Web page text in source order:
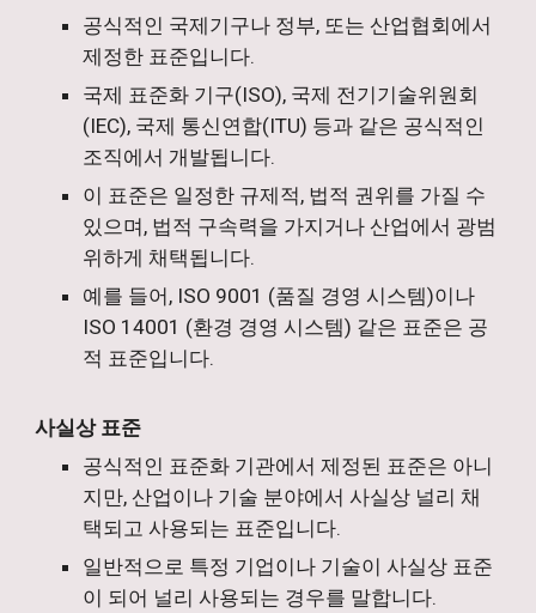
공식적인 국제기구나 정부, 또는 산업협회에서
제정한 표준입니다.
국제 표준화 기구(ISO), 국제 전기기술위원회
(IEC), 국제 통신연합(ITU) 등과 같은 공식적인
조직에서 개발됩니다.
이 표준은 일정한 규제적, 법적 권위를 가질 수
있으며, 법적 구속력을 가지거나 산업에서 광범
위하게 채택됩니다.
예를 들어, ISO 9001 (품질 경영 시스템)이나
ISO 14001 (환경 경영 시스템) 같은 표준은 공
적 표준입니다.
사실상 표준
공식적인 표준화 기관에서 제정된 표준은 아니
지만, 산업이나 기술 분야에서 사실상 널리 채
택되고 사용되는 표준입니다.
일반적으로 특정 기업이나 기술이 사실상 표준
이 되어 널리 사용되는 경우를 말합니다.